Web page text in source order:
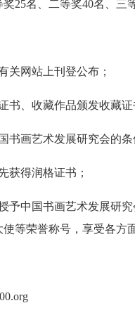
25名、二等奖40名、三
关网站上刊登公布；
书、收藏作品颁发收藏证
书画艺术发展研究会的条
获得润格证书；
予中国书画艺术发展研
等荣誉称号，享受各方